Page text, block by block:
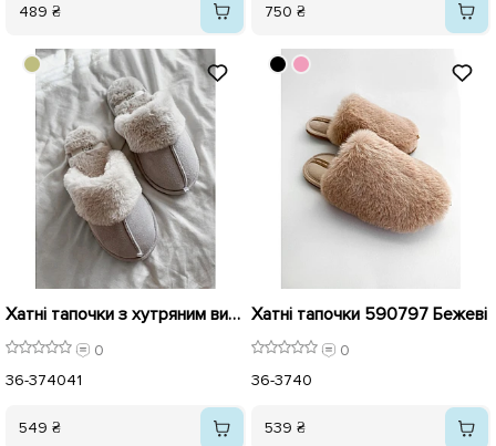
489 ₴ 750 ₴
Хатні тапочки з хутряним виворотом 590858 Сірі
0
36-374041
549 ₴
Хатні тапочки 590797 Бежеві
0
36-3740
539 ₴